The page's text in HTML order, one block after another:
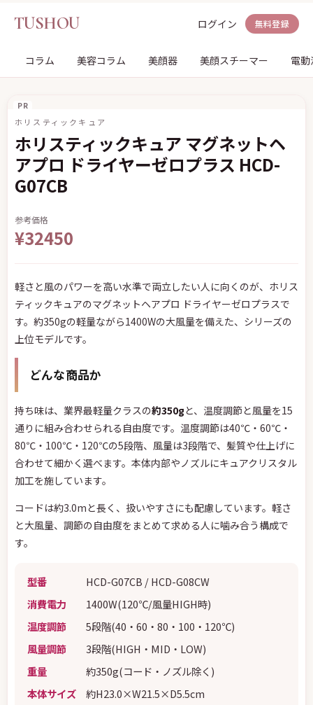
TUSHOU ログイン 無料登録
コラム 美容コラム 美顔器 美顔スチーマー 電
PR
ホリスティックキュア
ホリスティックキュア マグネットヘ
アプロ ドライヤーゼロプラス HCD-
G07CB
参考価格
¥32450
軽さと風のパワーを高い水準で両立したい人に向くのが、ホリス
ティックキュアのマグネットヘアプロ ドライヤーゼロプラスで
す。約350gの軽量ながら1400Wの大風量を備えた、シリーズの
上位モデルです。
どんな商品か
持ち味は、業界最軽量クラスの約350g と、温度調節と風量を15
通りに組み合わせられる自由度です。温度調節は40℃・60℃・
80℃・100℃・120℃の5段階、風量は3段階で、髪質や仕上げに
合わせて細かく選べます。本体内部やノズルにキュアクリスタル
加工を施しています。
コードは約3.0mと長く、扱いやすさにも配慮しています。軽さ
と大風量、調節の自由度をまとめて求める人に噛み合う構成で
す。
型番
HCD-G07CB / HCD-G08CW
消費電力
1400W(120℃/風量HIGH時)
温度調節
5段階(40・60・80・100・120℃)
風量調節
3段階(HIGH・MID・LOW)
重量
約350g(コード・ノズル除く)
本体サイズ
約H23.0×W21.5×D5.5cm